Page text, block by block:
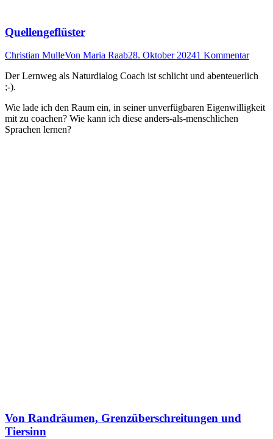
Quellengeflüster
Christian MulleVon Maria Raab28. Oktober 20241 Kommentar
Der Lernweg als Naturdialog Coach ist schlicht und abenteuerlich
;-).
Wie lade ich den Raum ein, in seiner unverfügbaren Eigenwilligkeit
mit zu coachen? Wie kann ich diese anders-als-menschlichen
Sprachen lernen?
Von Randräumen, Grenzüberschreitungen und
Tiersinn